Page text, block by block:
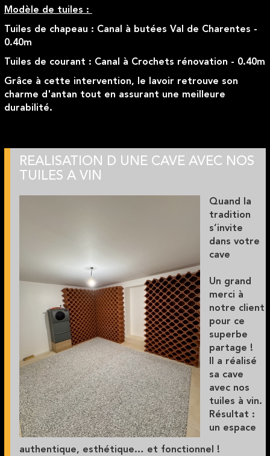
Modèle de tuiles :
Tuiles de chapeau : Canal à butées Val de Charentes -
0.40m
Tuiles de courant : Canal à Crochets rénovation - 0.40m
Grâce à cette intervention, le lavoir retrouve son
charme d'antan tout en assurant une meilleure
durabilité.
REALISATION D UNE CAVE AVEC NOS
TUILES A VIN
Quand la
tradition
s’invite
dans votre
cave
Un grand
merci à
notre client
pour ce
superbe
partage !
Il a réalisé
sa cave
avec nos
tuiles à vin.
Résultat :
un espace
authentique, esthétique… et fonctionnel !